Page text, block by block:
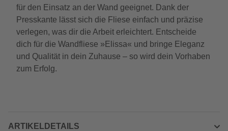
für den Einsatz an der Wand geeignet. Dank der
Presskante lässt sich die Fliese einfach und präzise
verlegen, was dir die Arbeit erleichtert. Entscheide
dich für die Wandfliese »Elissa« und bringe Eleganz
und Qualität in dein Zuhause – so wird dein Vorhaben
zum Erfolg.
ARTIKELDETAILS